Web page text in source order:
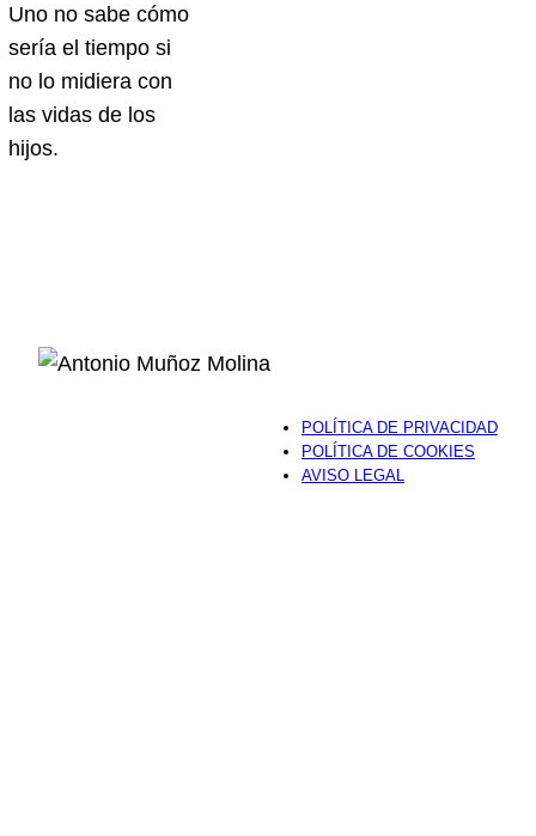
Uno no sabe cómo
sería el tiempo si
no lo midiera con
las vidas de los
hijos.
POLÍTICA DE PRIVACIDAD
POLÍTICA DE COOKIES
AVISO LEGAL